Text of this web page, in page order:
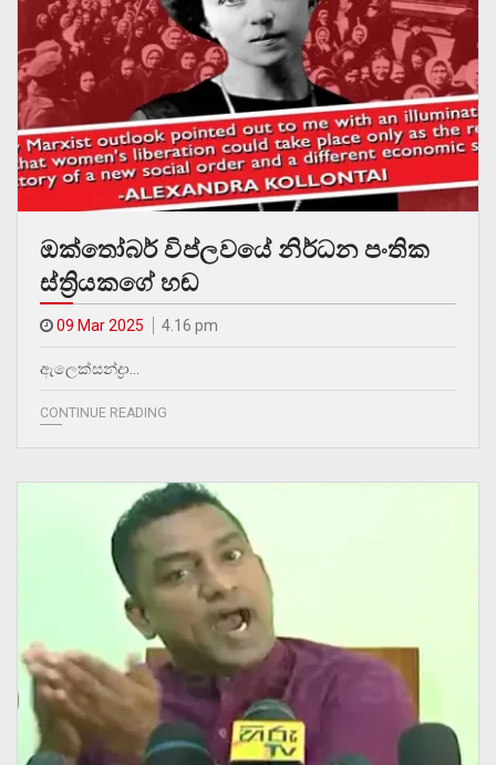
ඔක්තෝබර් විප්ලවයේ නිර්ධන පංතික
ස්ත්‍රියකගේ හඬ
09 Mar 2025 4.16 pm
ඇලෙක්සන්ද්‍රා…
CONTINUE READING